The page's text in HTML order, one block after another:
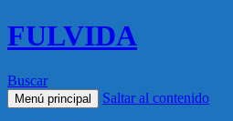
FULVIDA
Buscar
Menú principal Saltar al contenido